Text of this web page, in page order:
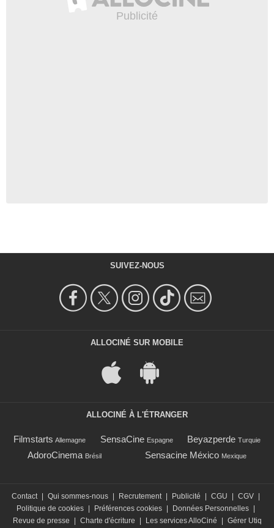
SUIVEZ-NOUS
ALLOCINÉ SUR MOBILE
ALLOCINÉ À L'ÉTRANGER
Filmstarts Allemagne SensaCine Espagne Beyazperde Turquie
AdoroCinema Brésil Sensacine México Mexique
Contact | Qui sommes-nous | Recrutement | Publicité | CGU | CGV |
Politique de cookies | Préférences cookies | Données Personnelles |
Revue de presse
| Charte d'écriture | Les services AlloCiné | Gérer Utiq